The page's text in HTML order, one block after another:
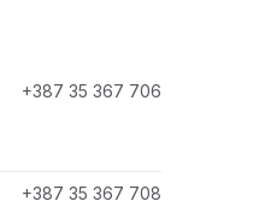
+387 35 367 706
+387 35 367 708